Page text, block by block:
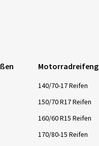
140/70-17 Reifen
150/70 R17 Reifen
160/60 R15 Reifen
170/80-15 Reifen